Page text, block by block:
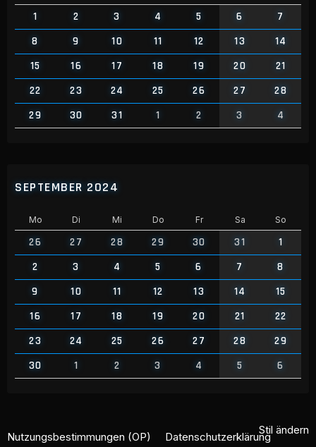
1 2 3 4 5 6
7
8
9 10 11 12 13
14
15
16 17 18 19 20
21
22
23 24 25 26 27
28
29
30 31 1 2 3 4
SEPTEMBER 2024
Mo Di Mi Do Fr Sa So
26 27 28 29 30 31
1
2
3 4 5 6 7
8
9
10 11 12 13 14
15
16
17 18 19 20 21
22
23
24 25 26 27 28
29
30
1 2 3 4 5 6
Stil ändern
Nutzungsbestimmungen (OP) Datenschutzerklärung